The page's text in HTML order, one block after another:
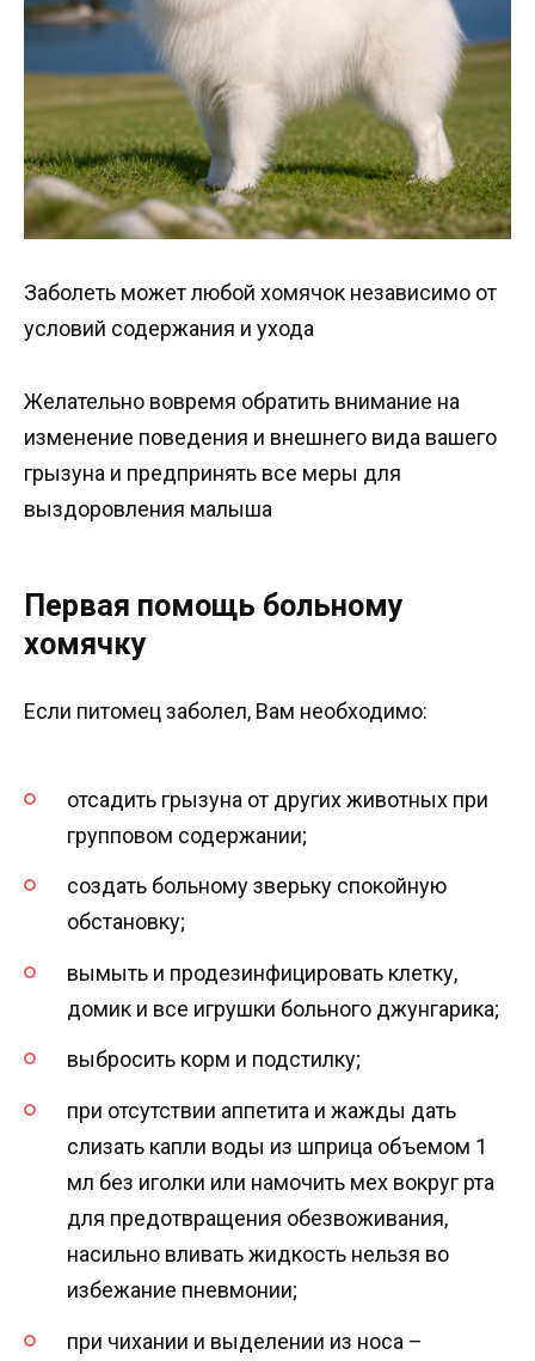
Заболеть может любой хомячок независимо от
условий содержания и ухода
Желательно вовремя обратить внимание на
изменение поведения и внешнего вида вашего
грызуна и предпринять все меры для
выздоровления малыша
Первая помощь больному
хомячку
Если питомец заболел, Вам необходимо:
отсадить грызуна от других животных при
групповом содержании;
создать больному зверьку спокойную
обстановку;
вымыть и продезинфицировать клетку,
домик и все игрушки больного джунгарика;
выбросить корм и подстилку;
при отсутствии аппетита и жажды дать
слизать капли воды из шприца объемом 1
мл без иголки или намочить мех вокруг рта
для предотвращения обезвоживания,
насильно вливать жидкость нельзя во
избежание пневмонии;
при чихании и выделении из носа –